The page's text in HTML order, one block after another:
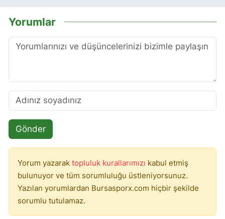
Yorumlar
Gönder
Yorum yazarak topluluk kurallarımızı kabul etmiş
bulunuyor ve tüm sorumluluğu üstleniyorsunuz.
Yazılan yorumlardan Bursasporx.com hiçbir şekilde
sorumlu tutulamaz.